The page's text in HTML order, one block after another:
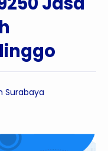
Surabaya